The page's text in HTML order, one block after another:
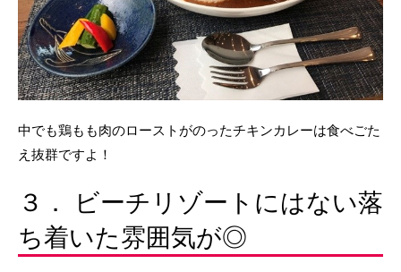
中でも鶏もも肉のローストがのったチキンカレーは食べごた
え抜群ですよ！
３． ビーチリゾートにはない落
ち着いた雰囲気が◎